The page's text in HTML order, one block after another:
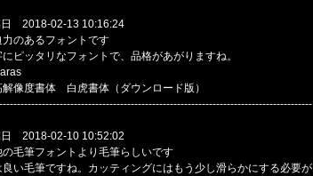
2018-02-13 10:16:24
のあるフォントです
ピッタリなフォントで、品格があがりますね。
像度書体 白虎書体（ダウンロード版）
2018-02-10 10:52:02
毛筆フォントより毛筆らしいです
良い毛筆ですね。カッティングにはもう少し滑らかにする必要が